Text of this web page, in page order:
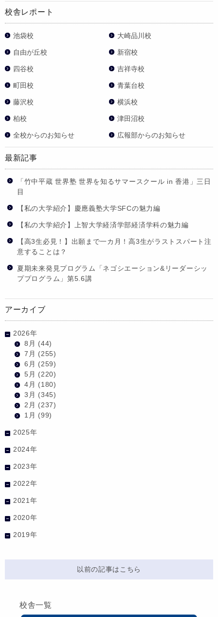
校舎レポート
池袋校 大崎品川校
自由が丘校 新宿校
四谷校 吉祥寺校
町田校 青葉台校
藤沢校 横浜校
柏校 津田沼校
全校からのお知らせ 広報部からのお知らせ
最新記事
「竹中平蔵 世界塾 世界を知るサマースクール in 香港」三日
目
【私の大学紹介】慶應義塾大学SFCの魅力編
【私の大学紹介】上智大学経済学部経済学科の魅力編
【高3生必見！】出願まで一カ月！高3生がラストスパート注
意することは？
夏期未来発見プログラム「ネゴシエーション&リーダーシッ
ププログラム」第5.6講
アーカイブ
2026年
8月 (44)
7月 (255)
6月 (259)
5月 (220)
4月 (180)
3月 (345)
2月 (237)
1月 (99)
2025年
2024年
2023年
2022年
2021年
2020年
2019年
以前の記事はこちら
校舎一覧